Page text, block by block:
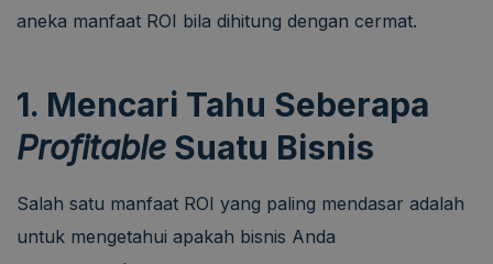
aneka manfaat ROI bila dihitung dengan cermat.
1. Mencari Tahu Seberapa
Profitable Suatu Bisnis
Salah satu manfaat ROI yang paling mendasar adalah
untuk mengetahui apakah bisnis Anda